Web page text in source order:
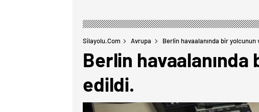
Silayolu.com Avrupa Berlin havaalanında bir
Berlin
edildi.